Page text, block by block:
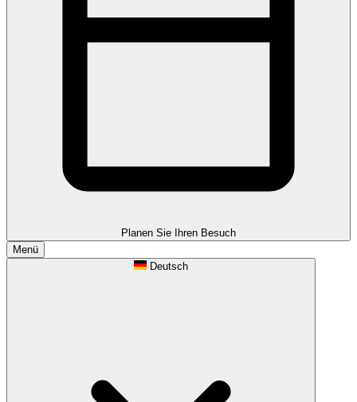
Planen Sie Ihren Besuch
Menü
Deutsch